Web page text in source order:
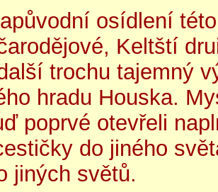
osídlení
Keltští
trochu tajemný
hradu Houska.
poprvé otevřeli
do jiného
jiných světů.